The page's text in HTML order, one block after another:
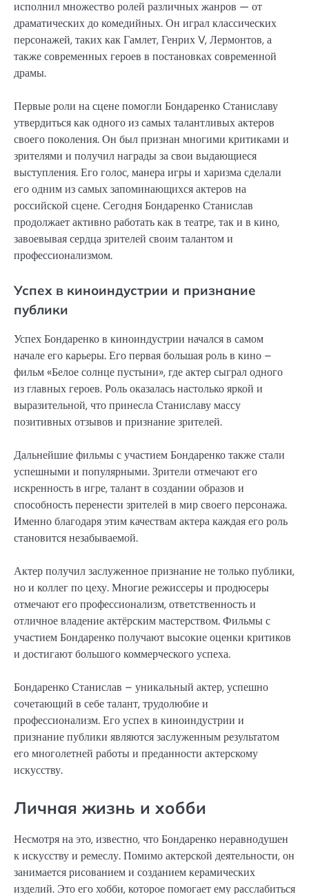
исполнил множество ролей различных жанров — от
драматических до комедийных. Он играл классических
персонажей, таких как Гамлет, Генрих V, Лермонтов, а
также современных героев в постановках современной
драмы.
Первые роли на сцене помогли Бондаренко Станиславу
утвердиться как одного из самых талантливых актеров
своего поколения. Он был признан многими критиками и
зрителями и получил награды за свои выдающиеся
выступления. Его голос, манера игры и харизма сделали
его одним из самых запоминающихся актеров на
российской сцене. Сегодня Бондаренко Станислав
продолжает активно работать как в театре, так и в кино,
завоевывая сердца зрителей своим талантом и
профессионализмом.
Успех в киноиндустрии и признание
публики
Успех Бондаренко в киноиндустрии начался в самом
начале его карьеры. Его первая большая роль в кино –
фильм «Белое солнце пустыни», где актер сыграл одного
из главных героев. Роль оказалась настолько яркой и
выразительной, что принесла Станиславу массу
позитивных отзывов и признание зрителей.
Дальнейшие фильмы с участием Бондаренко также стали
успешными и популярными. Зрители отмечают его
искренность в игре, талант в создании образов и
способность перенести зрителей в мир своего персонажа.
Именно благодаря этим качествам актера каждая его роль
становится незабываемой.
Актер получил заслуженное признание не только публики,
но и коллег по цеху. Многие режиссеры и продюсеры
отмечают его профессионализм, ответственность и
отличное владение актёрским мастерством. Фильмы с
участием Бондаренко получают высокие оценки критиков
и достигают большого коммерческого успеха.
Бондаренко Станислав – уникальный актер, успешно
сочетающий в себе талант, трудолюбие и
профессионализм. Его успех в киноиндустрии и
признание публики являются заслуженным результатом
его многолетней работы и преданности актерскому
искусству.
Личная жизнь и хобби
Несмотря на это, известно, что Бондаренко неравнодушен
к искусству и ремеслу. Помимо актерской деятельности, он
занимается рисованием и созданием керамических
изделий. Это его хобби, которое помогает ему расслабиться